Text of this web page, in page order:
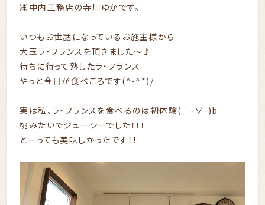
㈱中内工務店の寺川ゆかです。
いつもお世話になっているお施主様から
大玉ラ・フランスを頂きました～♪
待ちに待って熟したラ・フランス
やっと今日が食べごろです(^-^*)/
実は私、ラ・フランスを食べるのは初体験( -∀-)b
桃みたいでジューシーでした！！！
とーっても美味しかったです！！